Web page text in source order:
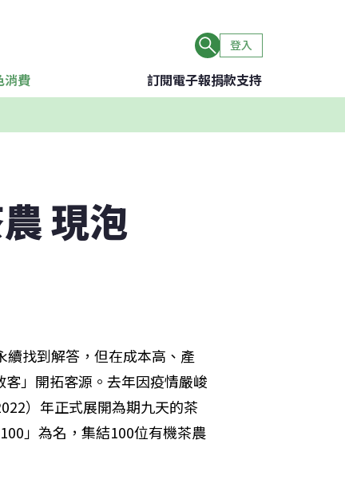
登入
消費 訂閱電子報捐款支持
現泡
找到解答，但在成本高、產
」開拓客源。去年因疫情嚴峻
）年正式展開為期九天的茶
」為名，集結100位有機茶農